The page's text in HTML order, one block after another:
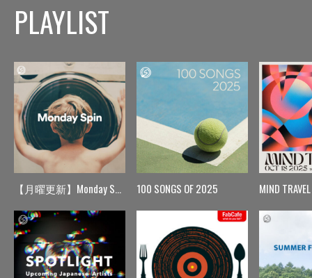
PLAYLIST
【月曜更新】Monday Spin 100 SONGS OF 2025 MIND TRAVEL